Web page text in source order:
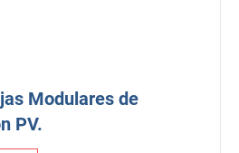
Modulares de
PV.